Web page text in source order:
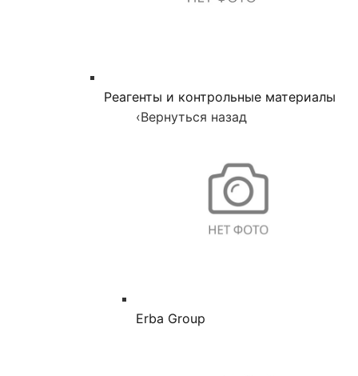
Реагенты и контрольные материалы
‹Вернуться назад
Erba Group